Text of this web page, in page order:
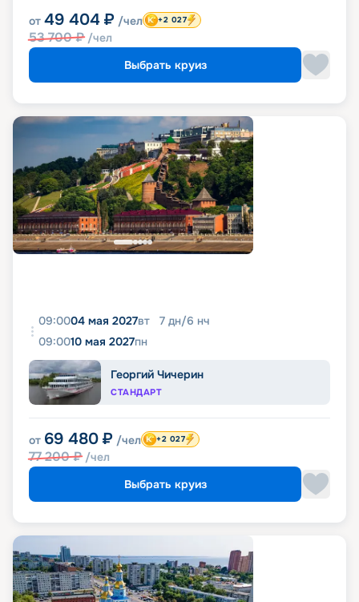
от 49 404 ₽ /чел
53 700₽ /чел
+2 027
Выбрать круиз
09:0004 мая 2027вт 7 дн/6 нч
09:0010 мая 2027пн
Георгий Чичерин
СТАНДАРТ
от 69 480 ₽ /чел
77 200₽ /чел
+2 027
Выбрать круиз